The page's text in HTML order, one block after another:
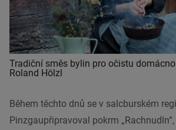
Tradiční směs bylin pro očistu
Roland Hölzl
Během těchto dnů se v salcburském
Pinzgaupřipravoval pokrm